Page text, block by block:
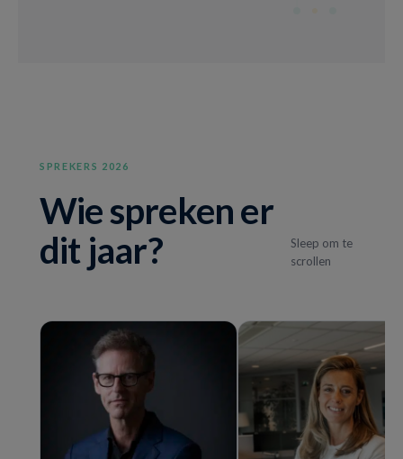
SPREKERS 2026
Wie spreken er
dit jaar?
Sleep om te
scrollen